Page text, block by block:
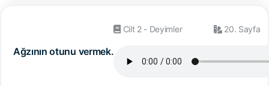
Ağzının otunu vermek.
Cilt 2 - Deyimler 20. Sayfa